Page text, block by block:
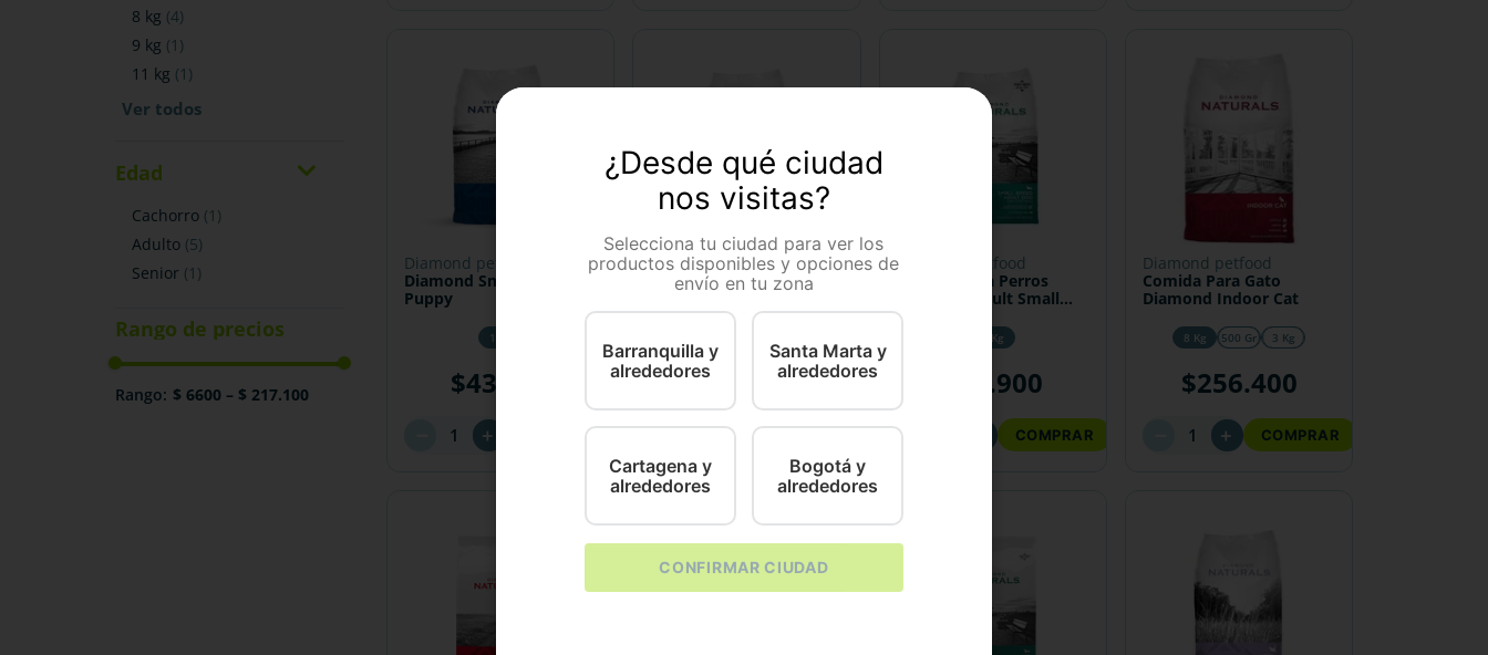
8 kg (4)
9 kg (1 )
11 kg (1 )
Edad
cachorro (1 )
adulto (5)
senior (1 )
$ 6600 – $ 217.100
diamond petfood
Diamond Small Breed
Puppy
1 Kg
$43
＋ COMPRAR
diamond petfood
Alimento Para Perro
Diamond Naturals Light
Adult
$ 900
＋
－
diamond petfood
Comida Para Perros
Diamond Adult Small
Breed
1 Kg
.900
－ COMPRAR
diamond petfood
Comida Para Gato
Diamond Indoor Cat
8 Kg 500 Gr 3 Kg
$256.400
＋ COMPRAR
¿Desde qué ciudad
nos visitas?
Selecciona tu ciudad para ver los
productos disponibles y opciones de
envío en tu zona
Barranquilla y
alrededores
Santa Marta y
alrededores
Cartagena y
alrededores
Bogotá y
alrededores
CONFIRMAR CIUDAD